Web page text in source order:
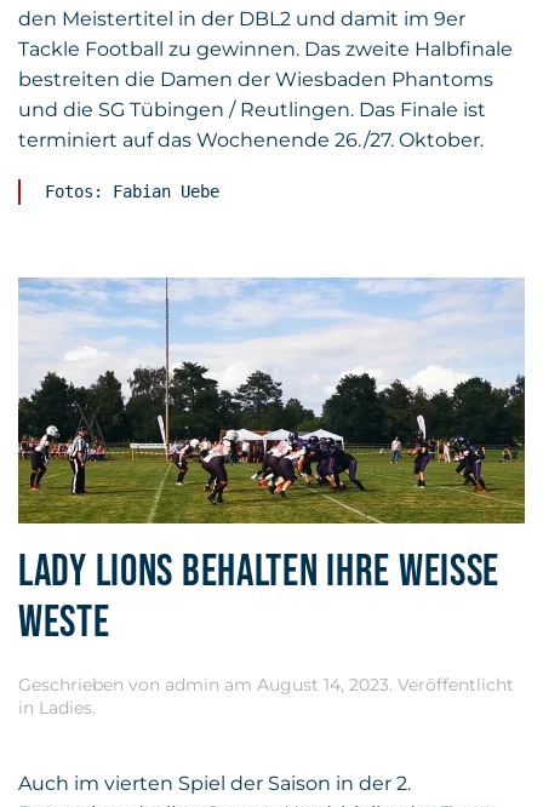
den Meistertitel in der DBL2 und damit im 9er
Tackle Football zu gewinnen. Das zweite Halbfinale
bestreiten die Damen der Wiesbaden Phantoms
und die SG Tübingen / Reutlingen. Das Finale ist
terminiert auf das Wochenende 26./27. Oktober.
Fotos: Fabian Uebe
LADY LIONS BEHALTEN IHRE WEISSE W
ESTE
Geschrieben von admin am August 14, 2023. Veröffentlicht
in Ladies.
Auch im vierten Spiel der Saison in der 2.